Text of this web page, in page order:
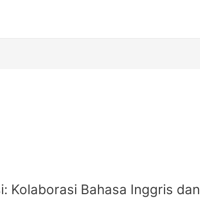
Kolaborasi Bahasa Inggris dan